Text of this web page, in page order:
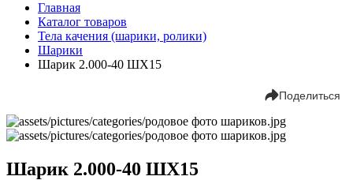
Главная
Каталог товаров
Тела качения (шарики, ролики)
Шарики
Шарик 2.000-40 ШХ15
Поделиться
Шарик 2.000-40 ШХ15